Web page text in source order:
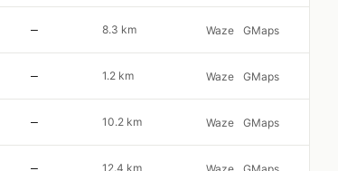
— 8.3 km Waze GMaps
— 1.2 km Waze GMaps
— 10.2 km Waze GMaps
— 12.4 km